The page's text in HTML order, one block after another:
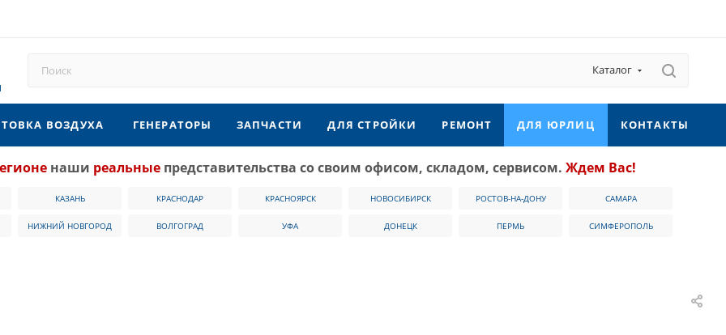
Каталог
ВОЗДУХА ГЕНЕРАТОРЫ ЗАПЧАСТИ ДЛЯ СТРОЙКИ РЕМОНТ ДЛЯ ЮРЛИЦ КОНТАКТЫ
наши реальные представительства со своим офисом, складом, сервисом. Ждем Вас!
КАЗАНЬ КРАСНОДАР КРАСНОЯРСК НОВОСИБИРСК РОСТОВ-НА-ДОНУ САМАРА
НИЖНИЙ НОВГОРОД ВОЛГОГРАД УФА ДОНЕЦК ПЕРМЬ СИМФЕРОПОЛЬ